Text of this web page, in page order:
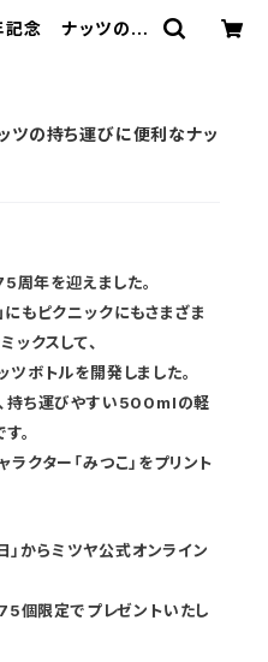
記念 ナッツの持
ツの持ち運びに便利なナッ
年を迎えました。
もピクニックにもさまざま
クスして、
ボトルを開発しました。
持ち運びやすい500mlの軽
。
クター「みつこ」をプリント
からミツヤ公式オンライン
限定でプレゼントいたし